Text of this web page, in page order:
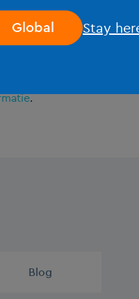
.
Blog
Global Stay